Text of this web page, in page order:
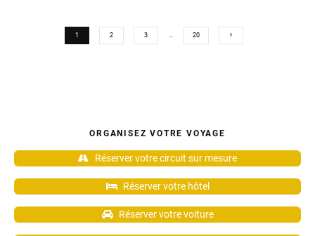
1 2 3 20
ORGANISEZ VOTRE VOYAGE
Réserver votre circuit sur mesure
Réserver votre hôtel
Réserver votre voiture